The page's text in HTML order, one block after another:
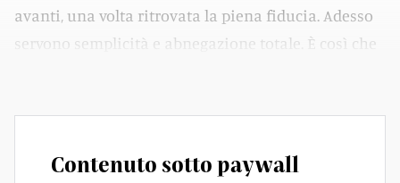
avanti, una volta ritrovata la piena fiducia. Adesso
servono semplicità e abnegazione totale. È così che
Contenuto sotto paywall